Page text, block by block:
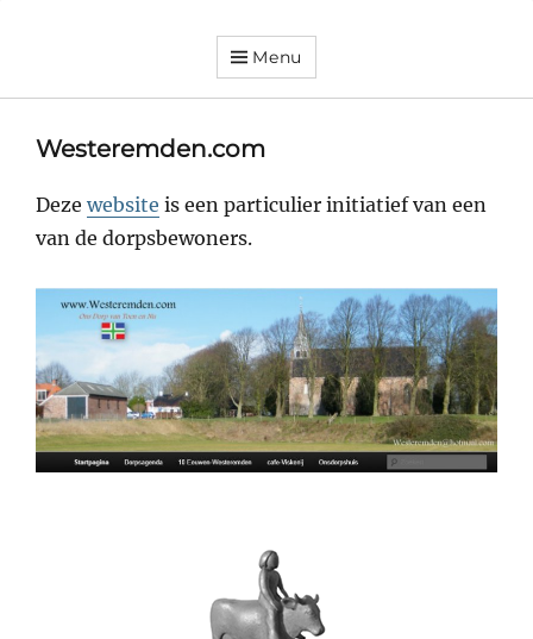
DorpsverenigingMenu
Westeremden.com
Deze website is een particulier initiatief van een
van de dorpsbewoners.